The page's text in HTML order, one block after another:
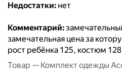
Недостатки: нет
Комментарий:
замечательная цена за
рост ребёнка 125, костюм
Товар — Комплект одежды